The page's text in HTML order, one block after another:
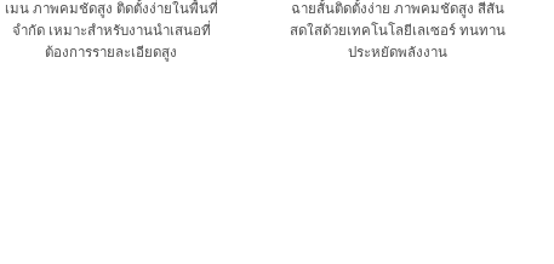
เมน ภาพคมชัดสูง ติดตั้งง่ายในพื้นที่
จำกัด เหมาะสำหรับงานนำเสนอที่
ต้องการรายละเอียดสูง
ฉายสั้นติดตั้งง่าย ภาพคมชัดสูง สีสัน
สดใสด้วยเทคโนโลยีเลเซอร์ ทนทาน
ประหยัดพลังงาน